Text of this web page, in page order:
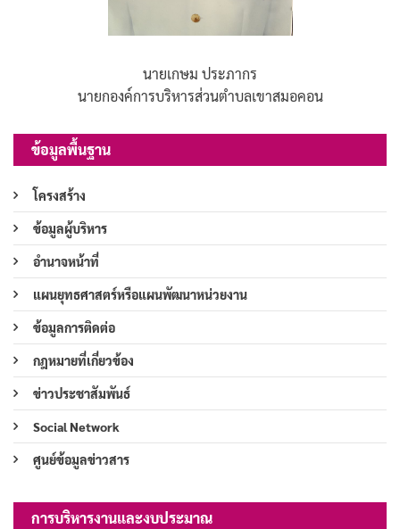
นายเกษม ประภากร
นายกองค์การบริหารส่วนตำบลเขาสมอคอน
ข้อมูลพื้นฐาน
โครงสร้าง
ข้อมูลผู้บริหาร
อำนาจหน้าที่
แผนยุทธศาสตร์หรือแผนพัฒนาหน่วยงาน
ข้อมูลการติดต่อ
กฎหมายที่เกี่ยวข้อง
ข่าวประชาสัมพันธ์
Social Network
ศูนย์ข้อมูลข่าวสาร
การบริหารงานและงบประมาณ